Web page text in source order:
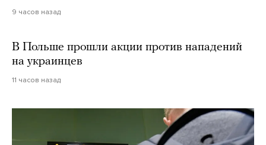
9 часов назад
В Польше прошли акции против нападений
на украинцев
11 часов назад